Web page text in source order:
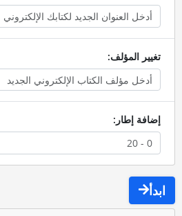
تغيير المؤلف:
إضافة إطار:
ابدأ